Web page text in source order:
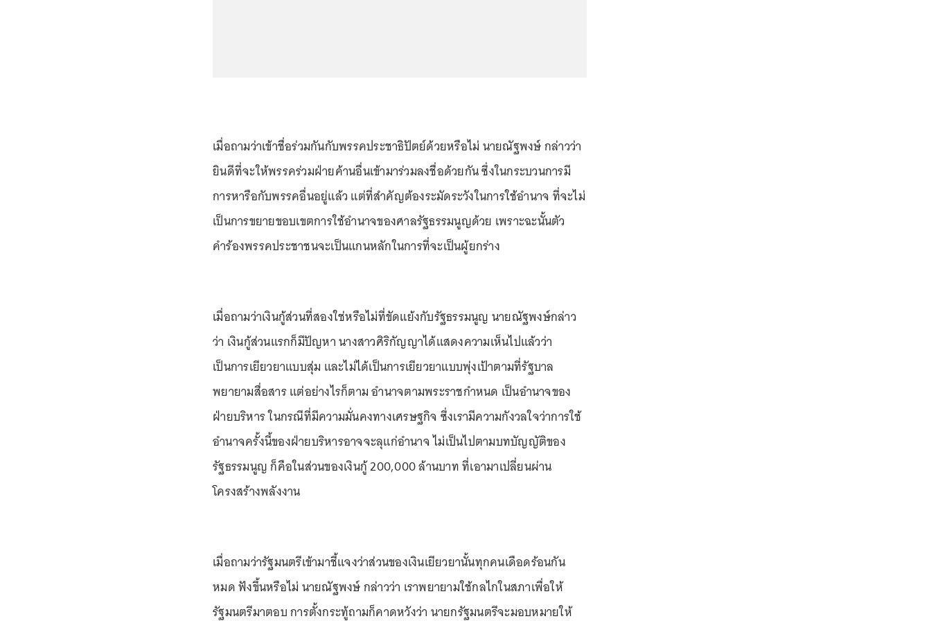
เมื่อถามว่าเข้าชื่อร่วมกันกับพรรคประชาธิปัตย์ด้วยหรือไม่ นายณัฐพงษ์ กล่าวว่า
ยินดีที่จะให้พรรคร่วมฝ่ายค้านอื่นเข้ามาร่วมลงชื่อด้วยกัน ซึ่งในกระบวนการมี
การหารือกับพรรคอื่นอยู่แล้ว แต่ที่สำคัญต้องระมัดระวังในการใช้อำนาจ ที่จะไม่
เป็นการขยายขอบเขตการใช้อำนาจของศาลรัฐธรรมนูญด้วย เพราะฉะนั้นตัว
คำร้องพรรคประชาชนจะเป็นแกนหลักในการที่จะเป็นผู้ยกร่าง
เมื่อถามว่าเงินกู้ส่วนที่สองใช่หรือไม่ที่ขัดแย้งกับรัฐธรรมนูญ นายณัฐพงษ์กล่าว
ว่า เงินกู้ส่วนแรกก็มีปัญหา นางสาวศิริกัญญาได้แสดงความเห็นไปแล้วว่า
เป็นการเยียวยาแบบสุ่ม และไม่ได้เป็นการเยียวยาแบบพุ่งเป้าตามที่รัฐบาล
พยายามสื่อสาร แต่อย่างไรก็ตาม อำนาจตามพระราชกำหนด เป็นอำนาจของ
ฝ่ายบริหาร ในกรณีที่มีความมั่นคงทางเศรษฐกิจ ซึ่งเรามีความกังวลใจว่าการใช้
อำนาจครั้งนี้ของฝ่ายบริหารอาจจะลุแก่อำนาจ ไม่เป็นไปตามบทบัญญัติของ
รัฐธรรมนูญ ก็คือในส่วนของเงินกู้ 200,000 ล้านบาท ที่เอามาเปลี่ยนผ่าน
โครงสร้างพลังงาน
เมื่อถามว่ารัฐมนตรีเข้ามาชี้แจงว่าส่วนของเงินเยียวยานั้นทุกคนเดือดร้อนกัน
หมด ฟังขึ้นหรือไม่ นายณัฐพงษ์ กล่าวว่า เราพยายามใช้กลไกในสภาเพื่อให้
รัฐมนตรีมาตอบ การตั้งกระทู้ถามก็คาดหวังว่า นายกรัฐมนตรีจะมอบหมายให้